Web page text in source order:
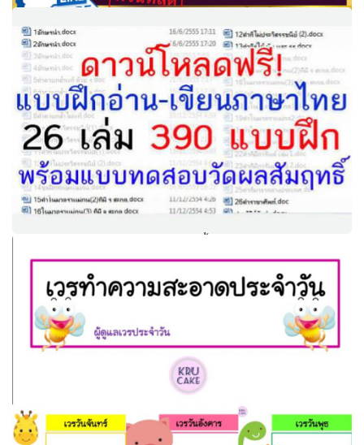
ดาวน์โหลดที่นี่ สมุดเล่มเล็ก คำพื้นฐาน ภาษาอังกฤษ ป.1 - ป.3
รูปเล่มสวยงาม ไฟล์ PDF
แบบฝึกอ่าน-เขียนภาษาไทย ระดับชั้น ป.1-ป.6